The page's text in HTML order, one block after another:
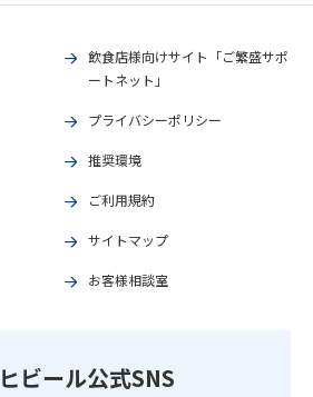
飲食店様向けサイト「ご繁盛サポ
ートネット」
プライバシーポリシー
推奨環境
ご利用規約
サイトマップ
お客様相談室
ビール公式SNS